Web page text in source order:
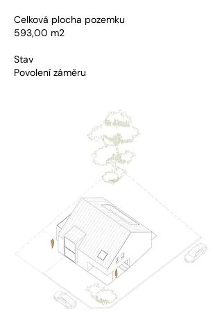
Celková plocha pozemku
593,00 m2
Stav
Povolení záměru